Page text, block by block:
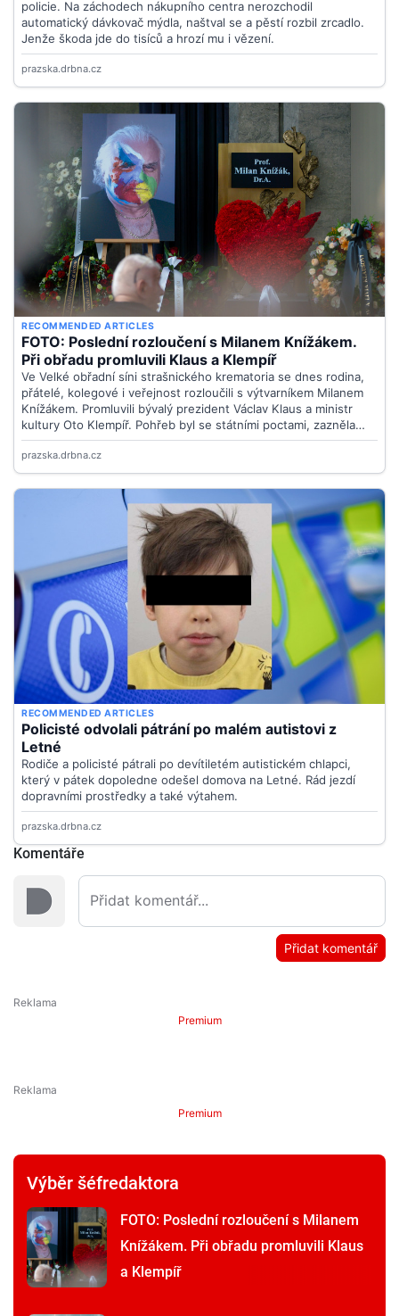
Komentáře
Přidat komentář
Premium
Premium
Výběr šéfredaktora
FOTO: Poslední rozloučení s Milanem
Knížákem. Při obřadu promluvili Klaus
a Klempíř